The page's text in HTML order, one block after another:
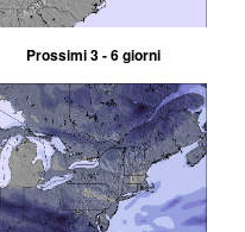
Prossimi 3 - 6 giorni